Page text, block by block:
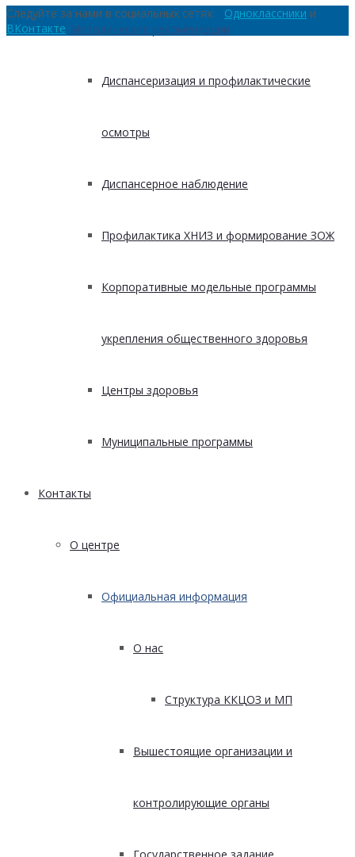
Методические рекомендации
Диспансеризация и профилактические
осмотры
Диспансерное наблюдение
Профилактика ХНИЗ и формирование ЗОЖ
Корпоративные модельные программы
укрепления общественного здоровья
Центры здоровья
Муниципальные программы
Контакты
О центре
Официальная информация
О нас
Структура ККЦОЗ и МП
Вышестоящие организации и
контролирующие органы
Следуйте за нами в социальных сетях: Одноклассники и
ВКонтакте